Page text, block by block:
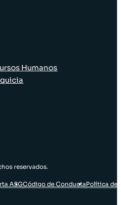
Humanos
reservados.
ASGCódigo de ConductaPolítica de